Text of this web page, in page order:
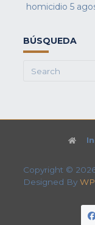
homicidio 5
BÚSQUEDA
Search
Copyright ©
Designed By